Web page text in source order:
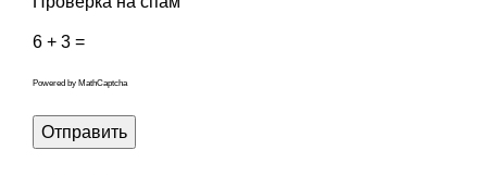
6 + 3 =
Powered by MathCaptcha